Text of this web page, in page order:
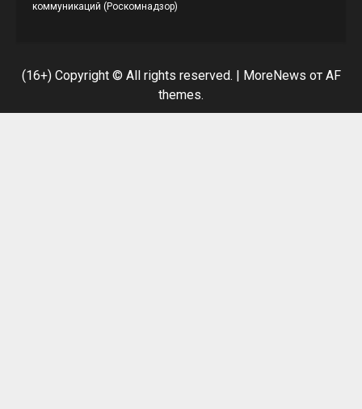
коммуникаций (Роскомнадзор)
(16+) Copyright © All rights reserved. | MoreNews от AF
themes.